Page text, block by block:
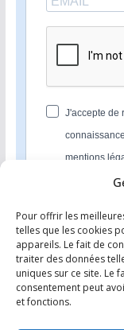
Pour offrir les
telles que les cookies
appareils. Le fait de
traiter des données
uniques sur ce site. Le
consentement peut
et fonctions.
J'accepte de
mentions
moment en
Nous
seront